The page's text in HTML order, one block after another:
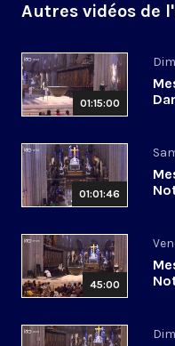
Autres vidéos de
01:15:00
01:01:46
45:00